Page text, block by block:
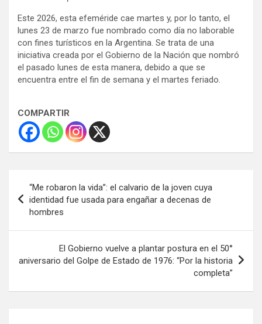
Este 2026, esta efeméride cae martes y, por lo tanto, el
lunes 23 de marzo fue nombrado como día no laborable
con fines turísticos en la Argentina. Se trata de una
iniciativa creada por el Gobierno de la Nación que nombró
el pasado lunes de esta manera, debido a que se
encuentra entre el fin de semana y el martes feriado.
COMPARTIR
de
entradas
“Me robaron la vida”: el calvario de la joven cuya
identidad fue usada para engañar a decenas de
hombres
El Gobierno vuelve a plantar postura en el 50°
aniversario del Golpe de Estado de 1976: “Por la historia
completa”